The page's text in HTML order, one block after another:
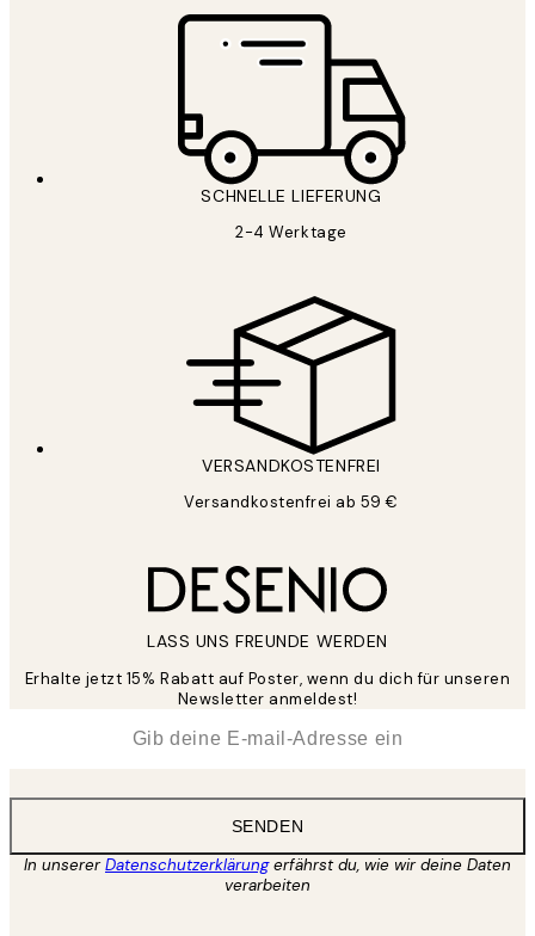
SCHNELLE LIEFERUNG
2-4 Werktage
VERSANDKOSTENFREI
Versandkostenfrei ab 59 €
LASS UNS FREUNDE WERDEN
Erhalte jetzt 15% Rabatt auf Poster, wenn du dich für unseren
Newsletter anmeldest!
SENDEN
In unsererDatenschutzerklärungerfährst du, wie wir deine Daten
verarbeiten